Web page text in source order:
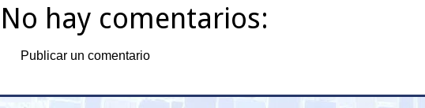
No hay comentarios:
Publicar un comentario